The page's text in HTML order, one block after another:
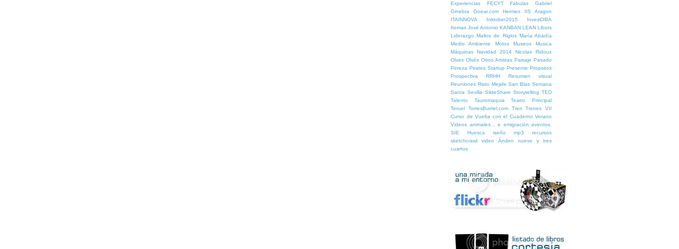
Experiencias
FECYT Fabulas
Gabriel
Ginebra
Goear.com Hermes
IIS Aragon
ITAINNOVA
Inktober2015
InvesCIBA
Itemas José Antonio KANBAN LEAN Libors
Liderazgo Mallos de Riglos María Abadía
Medio Ambiente
Motos Museos
Musica
Máquinas
Navidad 2014
Nicolas Ridoux
Olves Olvés Otros Artistas Paisaje Pasado
Pereza Pirates Startup Presente Propsitos
Prospectiva
RRHH
Resumen visual
Reuniones Risto Mejide San Blas Semana
Santa Sevilla SlideShare Storytelling TED
Talento
Tauromaquia
Teatro Principal
Teruel
TorresBurriel.com Tren Trenes
VII
Curso de Vuelta con el Cuaderno Verano
Videos animales... e emigración eventos.
SIE Huesca
iseño mp3
recursos
sketchcrawl
video
Ánden nueve y tres
cuartos